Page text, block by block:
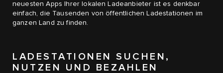
neuesten Apps Ihrer lokalen Ladeanbieter ist es denkbar
einfach, die Tausenden von öffentlichen Ladestationen im
ganzen Land zu finden.
LADESTATIONEN SUCHEN,
NUTZEN UND BEZAHLEN